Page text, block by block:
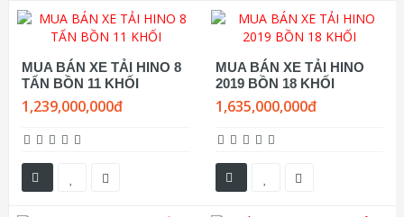
MUA BÁN XE TẢI HINO 8
TẤN BỒN 11 KHỐI
1,239,000,000đ
MUA BÁN XE TẢI HINO
2019 BỒN 18 KHỐI
1,635,000,000đ